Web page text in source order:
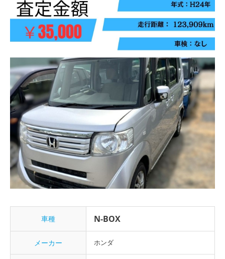
車種 N-BOX
メーカー ホンダ
お知らせ
お問い合わせ